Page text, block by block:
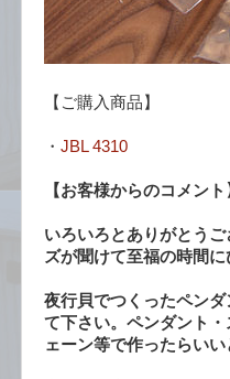
【ご購入商品】
・ JBL 4310
【お客様からのコメント
いろいろとありがとう
ズが聞けて至福の時間に
夜行貝でつくったペン
て下さい。ペンダント
ェーン等で作ったらい